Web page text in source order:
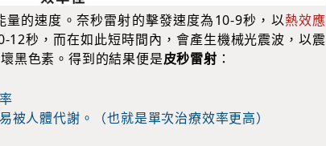
的速度。奈秒雷射的擊發速度為10-9秒，以熱效應
12秒，而在如此短時間內，會產生機械光震波，以震
黑色素。得到的結果便是皮秒雷射 ：
人體代謝。（也就是單次治療效率更高）